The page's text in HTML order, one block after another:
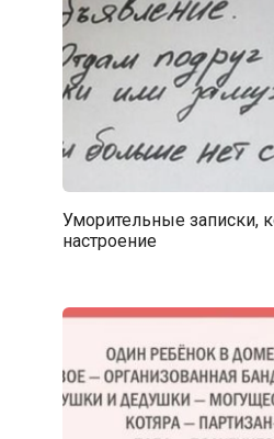
Уморительные записки,
настроение